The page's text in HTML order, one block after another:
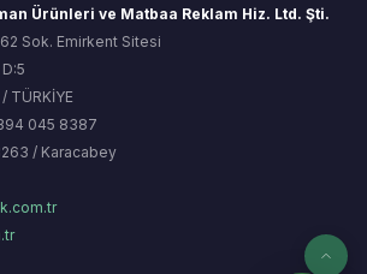
Ürünleri ve Matbaa Reklam Hiz. Ltd. Şti.
Sok. Emirkent Sitesi
TÜRKİYE
045 8387
/ Karacabey
ORSİAD AI
Sektörel Hafıza Asistanı